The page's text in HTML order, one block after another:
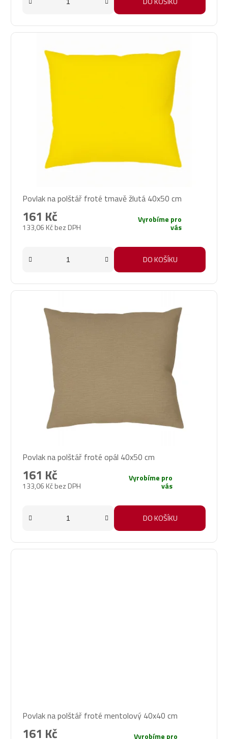
Povlak na polštář froté tmavě žlutá 40x50 cm
133,06 Kč bez DPH
161 Kč Vyrobíme pro
vás
DO KOŠÍKU
Povlak na polštář froté opál 40x50 cm
133,06 Kč bez DPH
161 Kč Vyrobíme pro
vás
DO KOŠÍKU
Povlak na polštář froté mentolový 40x40 cm
161 Kč Vyrobíme pro